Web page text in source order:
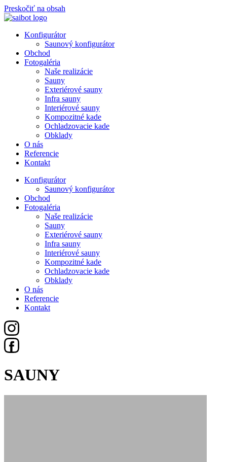
Preskočiť na obsah
Konfigurátor
Saunový konfigurátor
Obchod
Fotogaléria
Naše realizácie
Sauny
Exteriérové sauny
Infra sauny
Interiérové sauny
Kompozitné kade
Ochladzovacie kade
Obklady
O nás
Referencie
Kontakt
Konfigurátor
Saunový konfigurátor
Obchod
Fotogaléria
Naše realizácie
Sauny
Exteriérové sauny
Infra sauny
Interiérové sauny
Kompozitné kade
Ochladzovacie kade
Obklady
O nás
Referencie
Kontakt
SAUNY